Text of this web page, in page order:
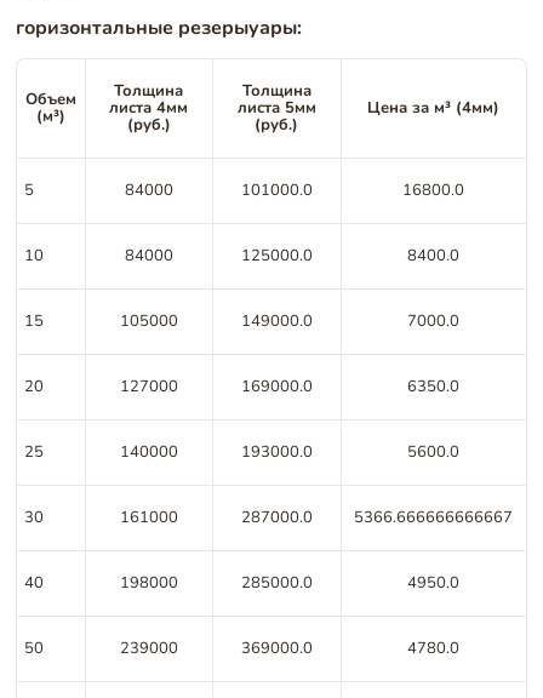
горизонтальные резерыуары:
Объем
(м³)
Толщина
листа 4мм
(руб.)
Толщина
листа 5мм
(руб.)
Цена за м³ (4мм)
5 84000 101000.0 16800.0
10 84000 125000.0 8400.0
15 105000 149000.0 7000.0
20 127000 169000.0 6350.0
25 140000 193000.0 5600.0
30 161000 287000.0 5366.666666666667
40 198000 285000.0 4950.0
50 239000 369000.0 4780.0